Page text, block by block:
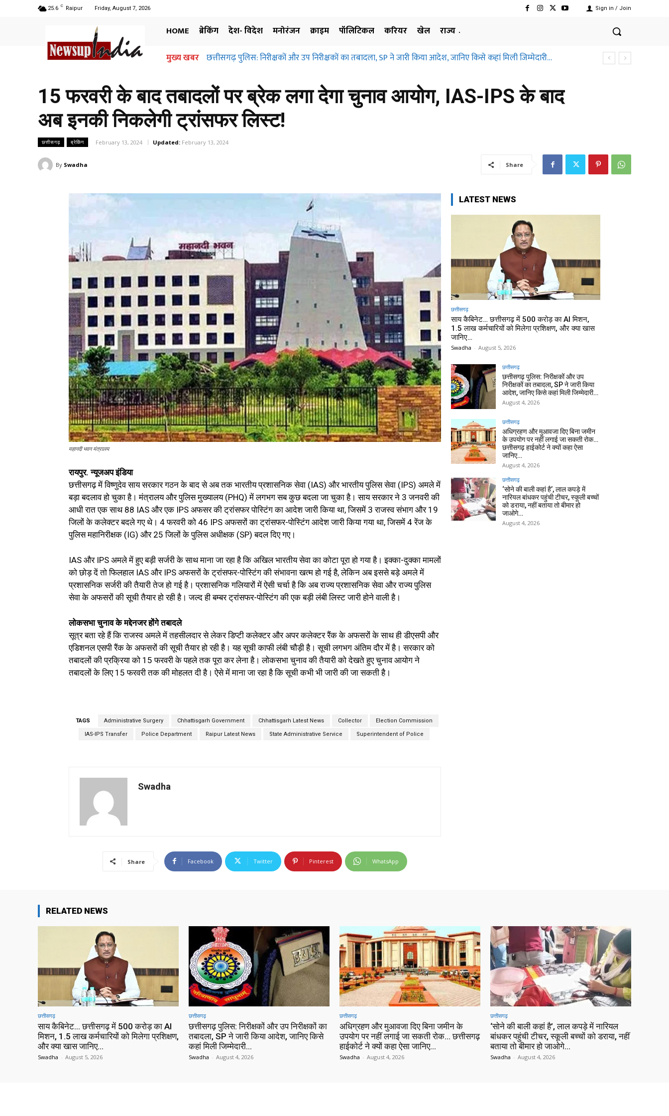
25.6 C Raipur Friday, August 7, 2026 Sign in / Join
HOME ब्रेकिंग देश- विदेश मनोरंजन क्राइम पॉलिटिकल करियर खेल
राज्य
मुख्य खबर छत्तीसगढ़ पुलिस: निरीक्षकों और उप निरीक्षकों का तबादला, SP ने जारी किया आदेश, जानिए किसे कहां मिली जिम्मेदारी…
15 फरवरी के बाद तबादलों पर ब्रेक लगा देगा चुनाव आयोग, IAS-IPS के बाद
अब इनकी निकलेगी ट्रांसफर लिस्ट!
छत्तीसगढ़ ब्रेकिंग February 13, 2024 Updated: February 13, 2024
By Swadha Share
महानदी भवन मंत्रालय
रायपुर. न्यूजअप इंडिया
छत्तीसगढ़ में विष्‍णुदेव साय सरकार गठन के बाद से अब तक भारतीय प्रशासनिक सेवा (IAS) और भारतीय पुलिस सेवा (IPS) अमले में
बड़ा बदलाव हो चुका है। मंत्रालय और पुलिस मुख्‍यालय (PHQ) में लगभग सब कुछ बदला जा चुका है। साय सरकार ने 3 जनवरी की
आधी रात एक साथ 88 IAS और एक IPS अफसर की ट्रांसफर पोस्टिंग का आदेश जारी किया था, जिसमें 3 राजस्‍व संभाग और 19
जिलों के कलेक्‍टर बदले गए थे। 4 फरवरी को 46 IPS अफसरों का ट्रांसफर-पोस्टिंग आदेश जारी किया गया था, जिसमें 4 रेंज के
पुलिस महानिरीक्षक (IG) और 25 जिलों के पुलिस अधीक्षक (SP) बदल दिए गए।
IAS और IPS अमले में हुए बड़ी सर्जरी के साथ माना जा रहा है कि अखिल भारतीय सेवा का कोटा पूरा हो गया है। इक्‍का-दुक्‍का मामलों
को छोड़ दें तो फिलहाल IAS और IPS अफसरों के ट्रांसफर-पोस्टिंग की संभावना खत्‍म हो गई है, लेकिन अब इससे बड़े अमले में
प्रशासनिक सर्जरी की तैयारी तेज हो गई है। प्रशासनिक गलियारों में ऐसी चर्चा है कि अब राज्‍य प्रशासनिक सेवा और राज्‍य पुलिस
सेवा के अफसरों की सूची तैयार हो रही है। जल्द ही बम्बर ट्रांसफर-पोस्टिंग की एक बड़ी लंबी लिस्ट जारी होने वाली है।
लोकसभा चुनाव के मद्देनजर होंगे तबादले
सूत्र बता रहे हैं कि राजस्व अमले में तहसीलदार से लेकर डिप्‍टी कलेक्‍टर और अपर कलेक्‍टर रैंक के अफसरों के साथ ही डीएसपी और
एडिशनल एसपी रैंक के अफसरों की सूची तैयार हो रही है। यह सूची काफी लंबी चौड़ी है। सूची लगभग अंतिम दौर में है। सरकार को
तबादलों की प्रक्रिया को 15 फरवरी के पहले तक पूरा कर लेना है। लोकसभा चुनाव की तैयारी को देखते हुए चुनाव आयोग ने
तबादलों के लिए 15 फरवरी तक की मोहलत दी है। ऐसे में माना जा रहा है कि सूची कभी भी जारी की जा सकती है।
TAGS Administrative Surgery Chhattisgarh Government Chhattisgarh Latest News Collector Election Commission
IAS-IPS Transfer Police Department Raipur Latest News State Administrative Service Superintendent of Police
Swadha
Share Facebook Twitter Pinterest WhatsApp
LATEST NEWS
छत्तीसगढ़
साय कैबिनेट… छत्तीसगढ़ में 500 करोड़ का AI मिशन,
1.5 लाख कर्मचारियों को मिलेगा प्रशिक्षण, और क्या खास
जानिए…
Swadha - August 5, 2026
छत्तीसगढ़
छत्तीसगढ़ पुलिस: निरीक्षकों और उप
निरीक्षकों का तबादला, SP ने जारी किया
आदेश, जानिए किसे कहां मिली जिम्मेदारी…
August 4, 2026
छत्तीसगढ़
अधिग्रहण और मुआवजा दिए बिना जमीन
के उपयोग पर नहीं लगाई जा सकती रोक…
छत्तीसगढ़ हाईकोर्ट ने क्यों कहा ऐसा
जानिए…
August 4, 2026
छत्तीसगढ़
‘सोने की बाली कहां है’, लाल कपड़े में
नारियल बांधकर पहुंची टीचर, स्कूली बच्चों
को डराया, नहीं बताया तो बीमार हो
जाओगे…
August 4, 2026
RELATED NEWS
छत्तीसगढ़
साय कैबिनेट… छत्तीसगढ़ में 500 करोड़ का AI
मिशन, 1.5 लाख कर्मचारियों को मिलेगा प्रशिक्षण,
और क्या खास जानिए…
Swadha - August 5, 2026
छत्तीसगढ़
छत्तीसगढ़ पुलिस: निरीक्षकों और उप निरीक्षकों का
तबादला, SP ने जारी किया आदेश, जानिए किसे
कहां मिली जिम्मेदारी…
Swadha - August 4, 2026
छत्तीसगढ़
अधिग्रहण और मुआवजा दिए बिना जमीन के
उपयोग पर नहीं लगाई जा सकती रोक… छत्तीसगढ़
हाईकोर्ट ने क्यों कहा ऐसा जानिए…
Swadha - August 4, 2026
छत्तीसगढ़
‘सोने की बाली कहां है’, लाल कपड़े में नारियल
बांधकर पहुंची टीचर, स्कूली बच्चों को डराया, नहीं
बताया तो बीमार हो जाओगे…
Swadha - August 4, 2026